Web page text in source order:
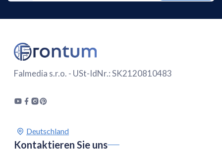
Falmedia s.r.o. - USt-IdNr.: SK2120810483
Kontaktieren Sie uns